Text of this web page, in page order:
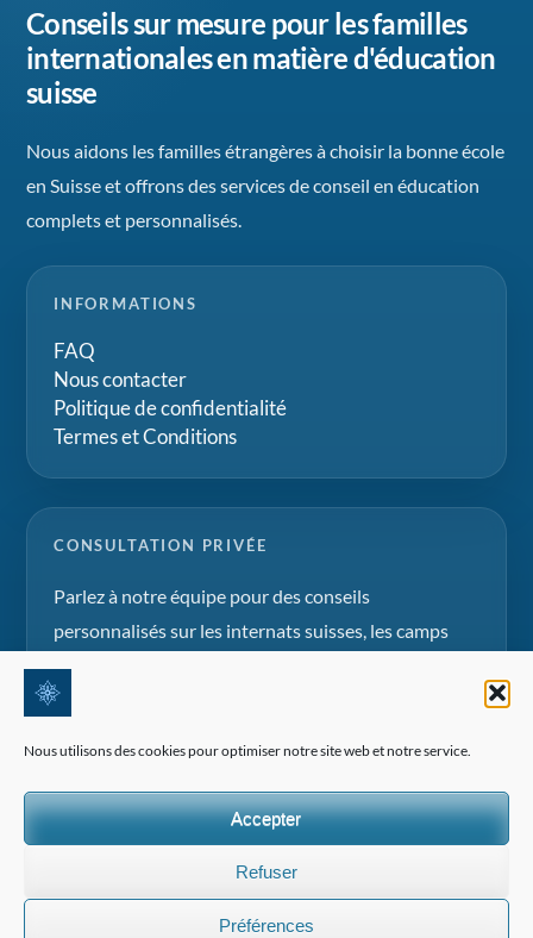
Nous utilisons des cookies pour optimiser notre site web et notre service.
Accepter
Refuser
Préférences
Conseils sur mesure pour les familles
internationales en matière d'éducation
suisse
Nous aidons les familles étrangères à choisir la bonne école
en Suisse et offrons des services de conseil en éducation
complets et personnalisés.
INFORMATIONS
FAQ
Nous contacter
Politique de confidentialité
Termes et Conditions
CONSULTATION PRIVÉE
Parlez à notre équipe pour des conseils
personnalisés sur les internats suisses, les camps
d'été et les projets d'éducation familiale.
©2026 Tous droits réservés | Edelweiss Panorama International